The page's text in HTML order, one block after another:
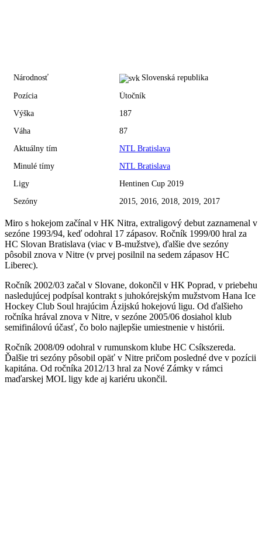
Národnosť Slovenská republika
Pozícia
Útočník
Výška
187
Váha
87
Aktuálny tím
NTL Bratislava
Minulé tímy
NTL Bratislava
Ligy
Hentinen Cup 2019
Sezóny
2015, 2016, 2018, 2019, 2017
Miro s hokejom začínal v HK Nitra, extraligový debut zaznamenal v
sezóne 1993/94, keď odohral 17 zápasov. Ročník 1999/00 hral za
HC Slovan Bratislava (viac v B-mužstve), ďalšie dve sezóny
pôsobil znova v Nitre (v prvej posilnil na sedem zápasov HC
Liberec).
Ročník 2002/03 začal v Slovane, dokončil v HK Poprad, v priebehu
nasledujúcej podpísal kontrakt s juhokórejským mužstvom Hana Ice
Hockey Club Soul hrajúcim Ázijskú hokejovú ligu. Od ďalšieho
ročníka hrával znova v Nitre, v sezóne 2005/06 dosiahol klub
semifinálovú účasť, čo bolo najlepšie umiestnenie v histórii.
Ročník 2008/09 odohral v rumunskom klube HC Csíkszereda.
Ďalšie tri sezóny pôsobil opäť v Nitre pričom posledné dve v pozícii
kapitána. Od ročníka 2012/13 hral za Nové Zámky v rámci
maďarskej MOL ligy kde aj kariéru ukončil.